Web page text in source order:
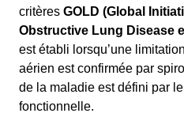
critères GOLD (Global
Obstructive Lung Disease
est établi lorsqu’une
aérien est confirmée par
de la maladie est défini par
fonctionnelle.